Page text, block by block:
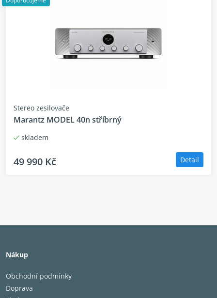
výložníků bez hrotů (V x
Hmotnost (kus)
35.8 kg
Stereo zesilovače
Marantz MODEL 40n stříbrný
skladem
49 990 Kč Detail
Nákup
Obchodní podmínky
Doprava